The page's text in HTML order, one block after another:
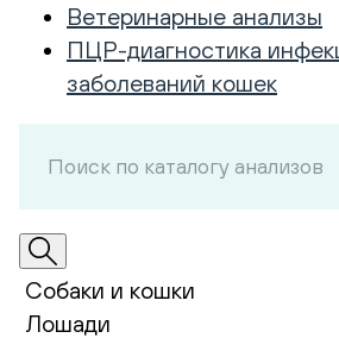
Ветеринарные анализы
ПЦР-диагностика
заболеваний кошек
Собаки и кошки
Лошади